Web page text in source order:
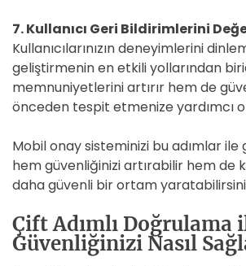
7. Kullanıcı Geri Bildirimlerini
Kullanıcılarınızın deneyimlerini
geliştirmenin en etkili yollarından
memnuniyetlerini artırır hem de
önceden tespit etmenize yardımcı
Mobil onay sisteminizi bu adımlar ile
hem güvenliğinizi artırabilir hem de
daha güvenli bir ortam
Çift Adımlı Doğrulama
Güvenliğinizi Nasıl